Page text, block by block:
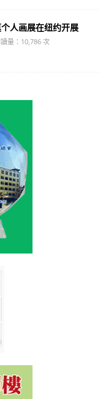
个人画展在纽约开展
量：10,786 次